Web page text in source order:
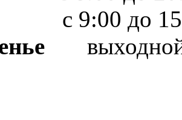
с 9:00 до